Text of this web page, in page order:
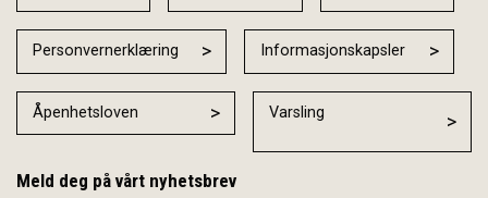
Personvernerklæring Informasjonskapsler
Åpenhetsloven Varsling
Meld deg på vårt nyhetsbrev